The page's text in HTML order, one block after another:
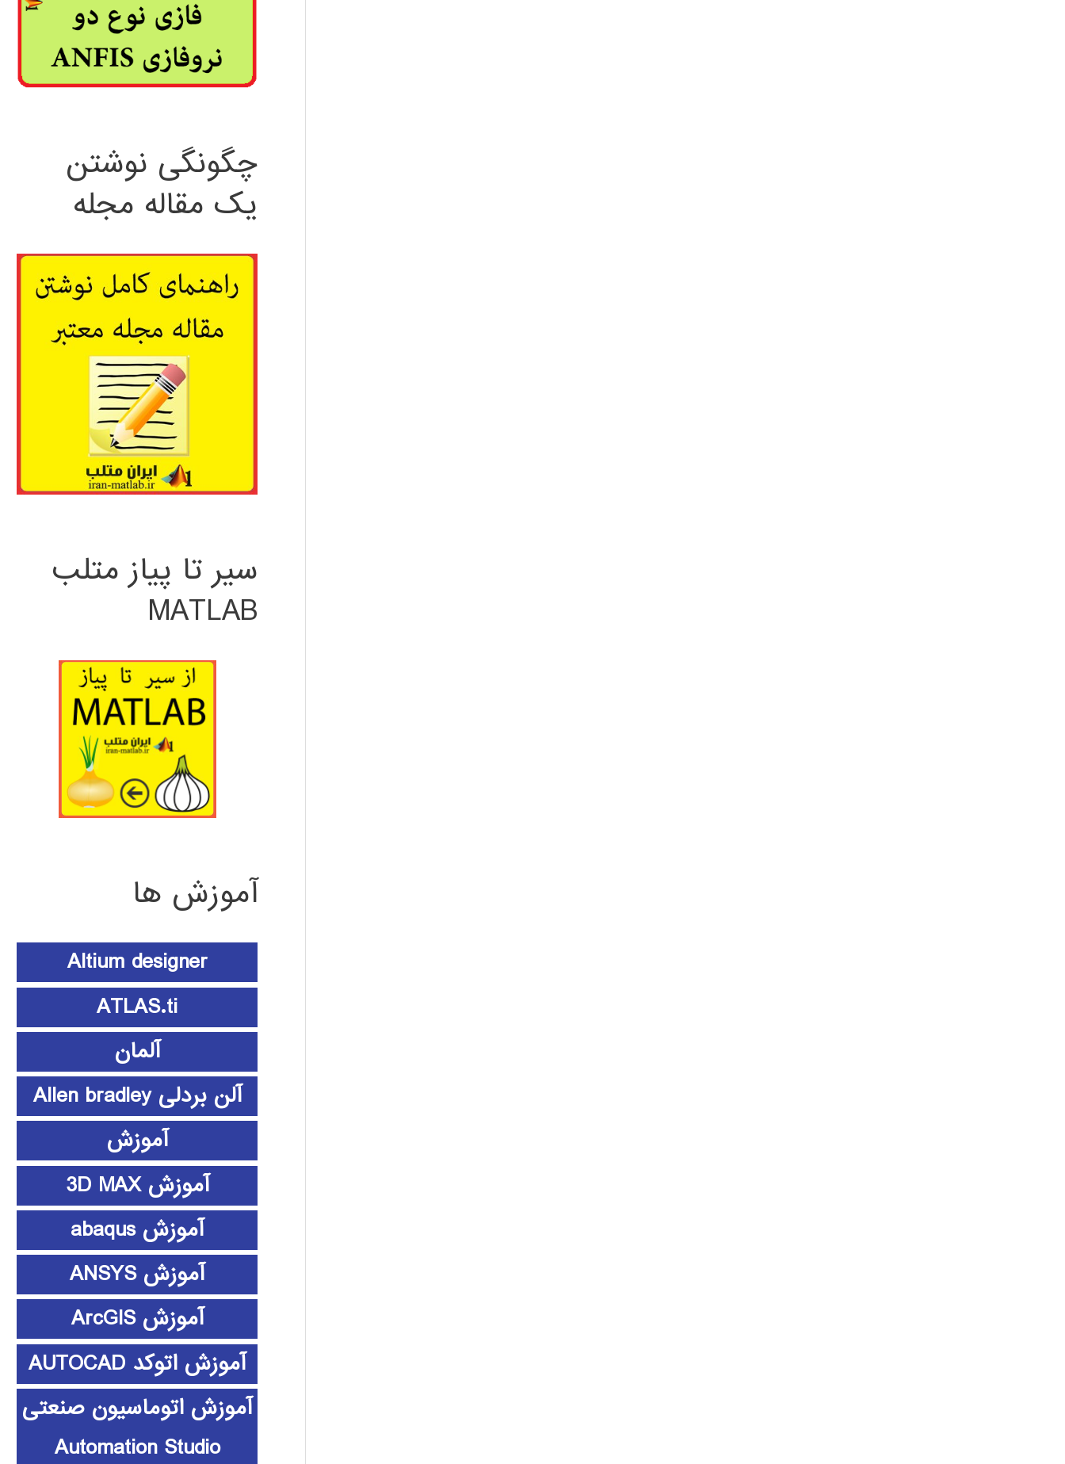
چگونگی نوشتن
یک مقاله مجله
سیر تا پیاز متلب
MATLAB
آموزش ها
Altium designer
ATLAS.ti
آلمان
آلن بردلی Allen bradley
آموزش
آموزش 3D MAX
آموزش abaqus
آموزش ANSYS
آموزش ArcGIS
آموزش اتوکد AUTOCAD
آموزش اتوماسیون صنعتی
Automation Studio